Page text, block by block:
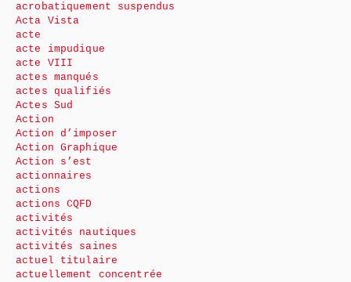
acrobatiquement suspendus
Acta Vista
acte
acte impudique
acte VIII
actes manqués
actes qualifiés
Actes Sud
Action
Action d’imposer
Action Graphique
Action s’est
actionnaires
actions
actions CQFD
activités
activités nautiques
activités saines
actuel titulaire
actuellement concentrée